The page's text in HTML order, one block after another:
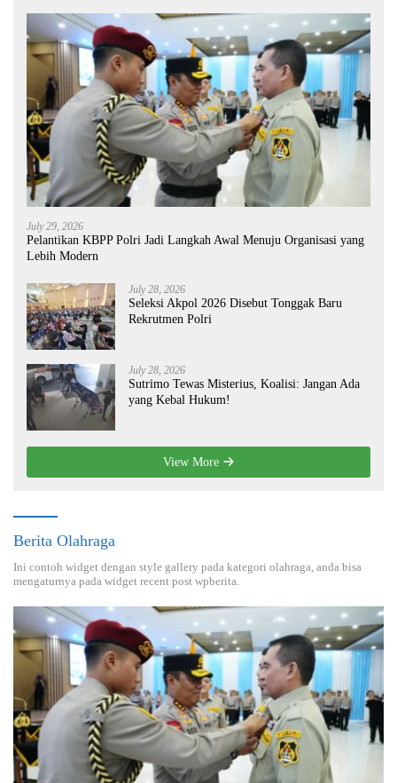
July 29, 2026
Pelantikan KBPP Polri Jadi Langkah Awal Menuju Organisasi yang
Lebih Modern
July 28, 2026
Seleksi Akpol 2026 Disebut Tonggak Baru
Rekrutmen Polri
July 28, 2026
Sutrimo Tewas Misterius, Koalisi: Jangan Ada
yang Kebal Hukum!
View More
Berita Olahraga
Ini contoh widget dengan style gallery pada kategori olahraga, anda bisa
mengaturnya pada widget recent post wpberita.